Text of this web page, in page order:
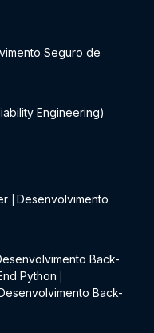
Seguro de
Engineering)
Desenvolvimento
Back-
Python
Back-